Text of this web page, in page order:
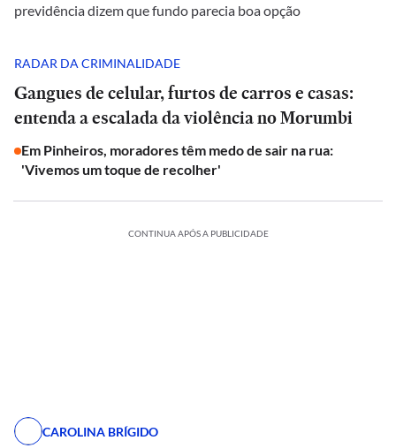
previdência dizem que fundo parecia boa opção
RADAR DA CRIMINALIDADE
Gangues de celular, furtos de carros e casas:
entenda a escalada da violência no Morumbi
Em Pinheiros, moradores têm medo de sair na rua:
'Vivemos um toque de recolher'
CONTINUA APÓS A PUBLICIDADE
CAROLINA BRÍGIDO